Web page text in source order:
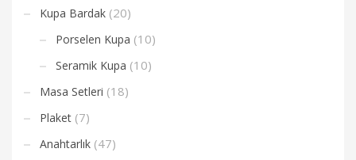
Kupa Bardak (20)
Porselen Kupa (10)
Seramik Kupa (10)
Masa Setleri (18)
Plaket (7)
Anahtarlık (47)